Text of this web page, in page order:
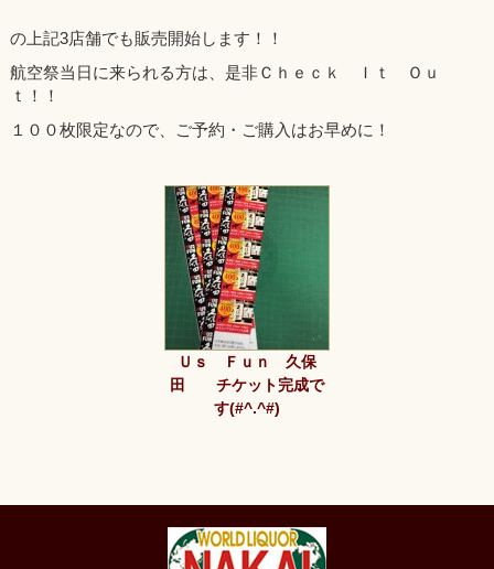
の上記3店舗でも販売開始します！！
航空祭当日に来られる方は、是非Ｃｈｅｃｋ Ｉｔ Ｏｕ
ｔ！！
１００枚限定なので、ご予約・ご購入はお早めに！
Ｕｓ Ｆｕｎ 久保
田 チケット完成で
す(#^.^#)